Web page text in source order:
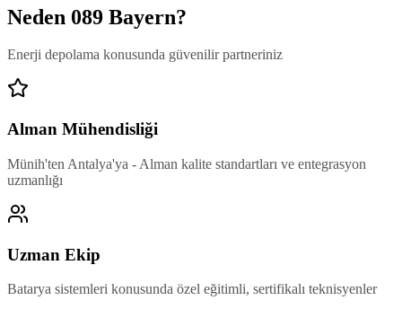
Neden 089 Bayern?
Enerji depolama konusunda güvenilir partneriniz
Alman Mühendisliği
Münih'ten Antalya'ya - Alman kalite standartları ve entegrasyon
uzmanlığı
Uzman Ekip
Batarya sistemleri konusunda özel eğitimli, sertifikalı teknisyenler